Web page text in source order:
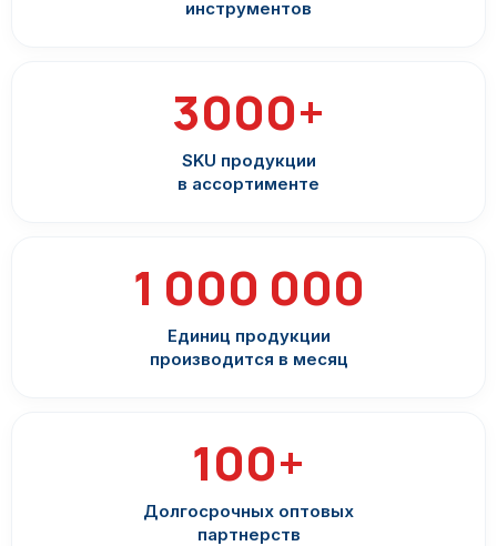
инструментов
3000+
SKU продукции
в ассортименте
1 000 000
Единиц продукции
производится в месяц
100+
Долгосрочных оптовых
партнерств